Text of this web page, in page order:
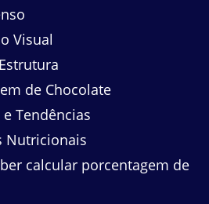
Visual
de Chocolate
Tendências
Nutricionais
calcular porcentagem de